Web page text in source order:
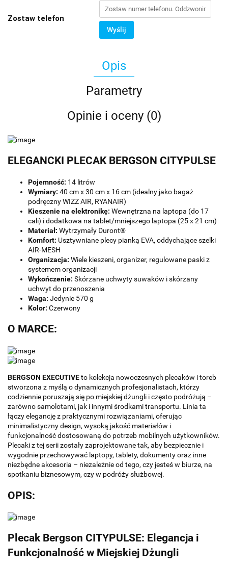
Zostaw telefon
Wyślij
Opis
Parametry
Opinie i oceny (0)
ELEGANCKI PLECAK BERGSON CITYPULSE
Pojemność: 14 litrów
Wymiary: 40 cm x 30 cm x 16 cm (idealny jako bagaż
podręczny WIZZ AIR, RYANAIR)
Kieszenie na elektronikę: Wewnętrzna na laptopa (do 17
cali) i dodatkowa na tablet/mniejszego laptopa (25 x 21 cm)
Materiał: Wytrzymały Duront®
Komfort: Usztywniane plecy pianką EVA, oddychające szelki
AIR-MESH
Organizacja: Wiele kieszeni, organizer, regulowane paski z
systemem organizacji
Wykończenie: Skórzane uchwyty suwaków i skórzany
uchwyt do przenoszenia
Waga: Jedynie 570 g
Kolor: Czerwony
O MARCE:
BERGSON EXECUTIVEto kolekcja nowoczesnych plecaków i toreb
stworzona z myślą o dynamicznych profesjonalistach, którzy
codziennie poruszają się po miejskiej dżungli i często podróżują –
zarówno samolotami, jak i innymi środkami transportu. Linia ta
łączy elegancję z praktycznymi rozwiązaniami, oferując
minimalistyczny design, wysoką jakość materiałów i
funkcjonalność dostosowaną do potrzeb mobilnych użytkowników.
Plecaki z tej serii zostały zaprojektowane tak, aby bezpiecznie i
wygodnie przechowywać laptopy, tablety, dokumenty oraz inne
niezbędne akcesoria – niezależnie od tego, czy jesteś w biurze, na
spotkaniu biznesowym, czy w podróży służbowej.
OPIS:
Plecak Bergson CITYPULSE: Elegancja i
Funkcjonalność w Miejskiej Dżungli